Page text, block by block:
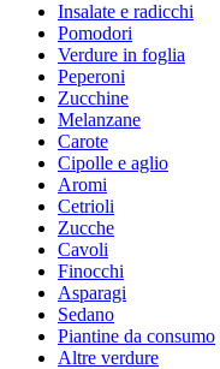
Insalate e radicchi
Pomodori
Verdure in foglia
Peperoni
Zucchine
Melanzane
Carote
Cipolle e aglio
Aromi
Cetrioli
Zucche
Cavoli
Finocchi
Asparagi
Sedano
Piantine da consumo
Altre verdure